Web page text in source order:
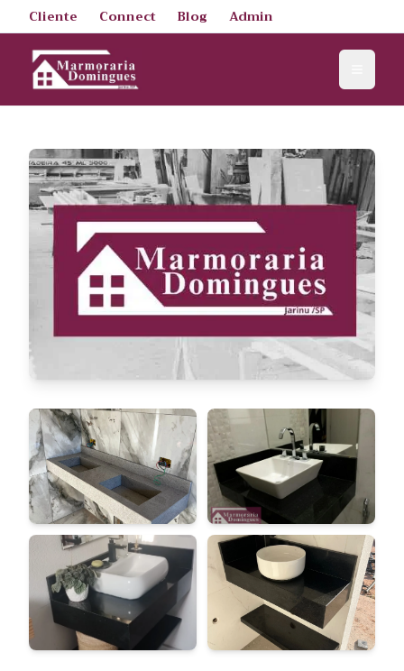
Cliente Connect Blog Admin